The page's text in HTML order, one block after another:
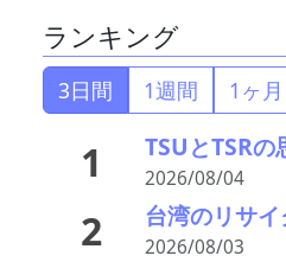
ランキング
3日間 1週間 1ヶ月
1 2026/08/04
2 2026/08/03